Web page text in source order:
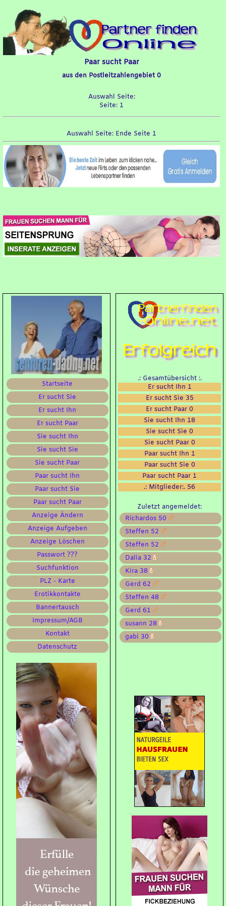
Startseite
Er sucht Sie
Er sucht Ihn
Er sucht Paar
Sie sucht Ihn
Sie sucht Sie
Sie sucht Paar
Paar sucht Ihn
Paar sucht Sie
Paar sucht Paar
Anzeige Ändern
Anzeige Aufgeben
Anzeige Löschen
Passwort ???
Suchfunktion
PLZ - Karte
Erotikkontakte
Bannertausch
Impressum/AGB
Kontakt
Datenschutz
Paar sucht Paar
aus den Postleitzahlengebiet 0
Auswahl Seite:
Seite: 1
Auswahl Seite: Ende Seite 1
.: Gesamtübersicht :.
Er sucht Ihn 1
Er sucht Sie 35
Er sucht Paar 0
Sie sucht Ihn 18
Sie sucht Sie 0
Sie sucht Paar 0
Paar sucht Ihn 1
Paar sucht Sie 0
Paar sucht Paar 1
.: Mitglieder:. 56
Zuletzt angemeldet:
Richardos 50
Steffen 52
Steffen 52
Dalia 32
Kira 38
Gerd 62
Steffen 48
Gerd 61
susann 28
gabi 30